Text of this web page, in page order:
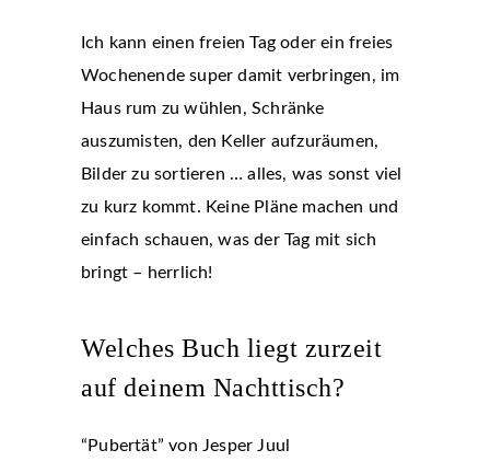
Ich kann einen freien Tag oder ein freies
Wochenende super damit verbringen, im
Haus rum zu wühlen, Schränke
auszumisten, den Keller aufzuräumen,
Bilder zu sortieren … alles, was sonst viel
zu kurz kommt. Keine Pläne machen und
einfach schauen, was der Tag mit sich
bringt – herrlich!
Welches Buch liegt zurzeit
auf deinem Nachttisch?
“Pubertät” von Jesper Juul